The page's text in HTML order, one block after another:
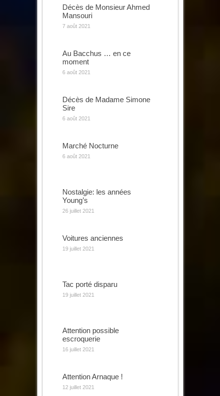
Décès de Monsieur Ahmed
Mansouri
7 août 2021
Au Bacchus … en ce
moment
6 août 2021
Décès de Madame Simone
Sire
6 août 2021
Marché Nocturne
6 août 2021
Nostalgie: les années
Young’s
26 juillet 2021
Voitures anciennes
19 juillet 2021
Tac porté disparu
19 juillet 2021
Attention possible
escroquerie
16 juillet 2021
Attention Arnaque !
12 juillet 2021